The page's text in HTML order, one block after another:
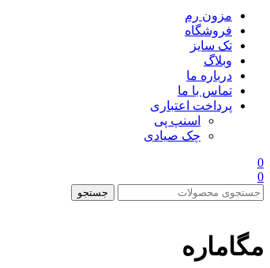
مزون رم
فروشگاه
تک سایز
وبلاگ
درباره ما
تماس با ما
پرداخت اعتباری
اسنپ پی
چک صیادی
0
0
جستجو
مگاماره